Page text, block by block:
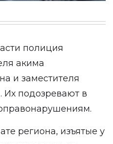
полиция
акима
и заместителя
Их подозревают в
региона, изъятые у